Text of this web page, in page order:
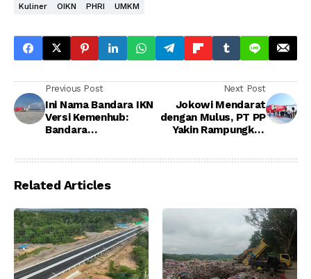
Kuliner
OIKN PHRI UMKM
Previous Post
Ini Nama Bandara IKN
Versi Kemenhub:
Bandara
Next Post
Jokowi Mendarat
dengan Mulus, PT PP
Yakin Rampungkan
Related Articles